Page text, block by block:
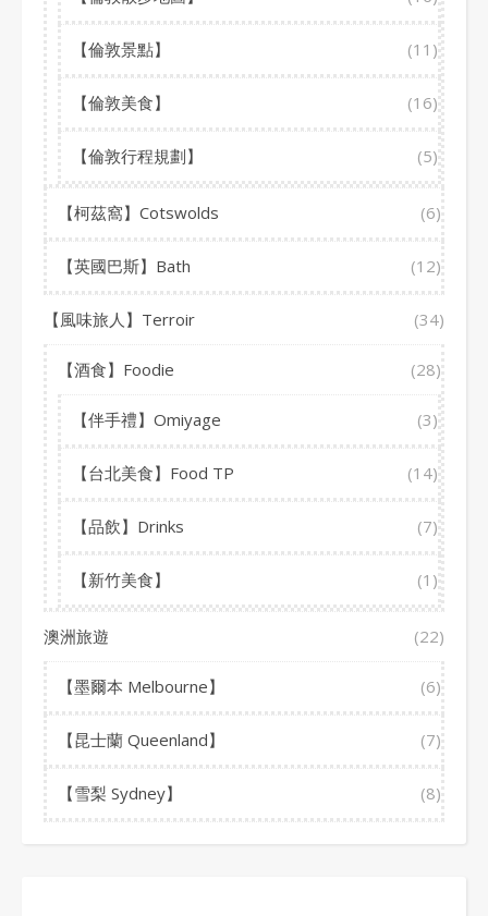
【倫敦景點】 (11)
【倫敦美食】 (16)
【倫敦行程規劃】 (5)
【柯茲窩】Cotswolds (6)
【英國巴斯】Bath (12)
【風味旅人】Terroir (34)
【酒食】Foodie (28)
【伴手禮】Omiyage (3)
【台北美食】Food TP (14)
【品飲】Drinks (7)
【新竹美食】 (1)
澳洲旅遊 (22)
【墨爾本 Melbourne】 (6)
【昆士蘭 Queenland】 (7)
【雪梨 Sydney】 (8)